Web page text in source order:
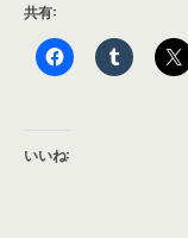
共有:
いいね: